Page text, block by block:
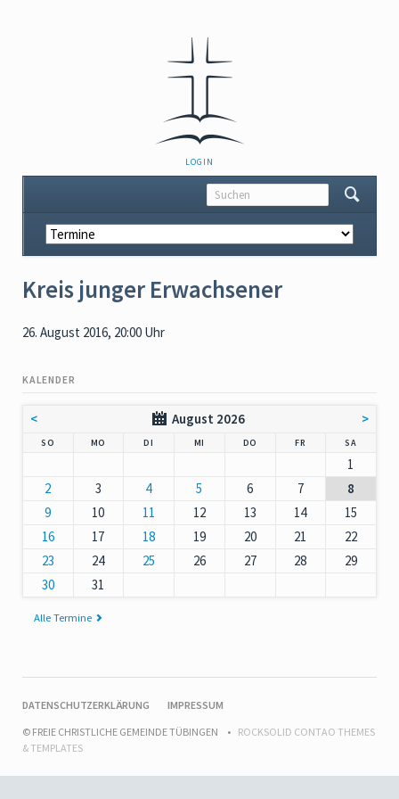
NAVIGATION
ÜBERSPRINGEN
LOGIN
Navigation
überspringen
Kreis junger Erwachsener
26. August 2016, 20:00 Uhr
KALENDER
< August 2026 >
SO MO DI MI DO NNERSTAG
FR SAMSTAG
1
2
3 4 5 6 7
8
9
10 11 12 13 14
15
16
17 18 19 20 21
22
23
24 25 26 27 28
29
30
31
Alle Termine
NAVIGATION
DATENSCHUTZERKLÄRUNG
IMPRESSUM
© FREIE CHRISTLICHE GEMEINDE TÜBINGEN
ROCKSOLID CONTAO THEMES
& TEMPLATES